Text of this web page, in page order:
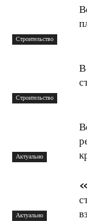
Строительство
Строительство
В
Актуально
Актуально